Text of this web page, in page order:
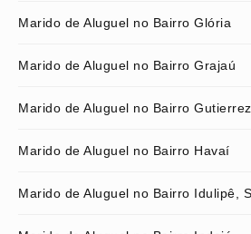
Marido de Aluguel no Bairro Glória
Marido de Aluguel no Bairro Grajaú
Marido de Aluguel no Bairro Gutierrez
Marido de Aluguel no Bairro Havaí
Marido de Aluguel no Bairro Idulipê,